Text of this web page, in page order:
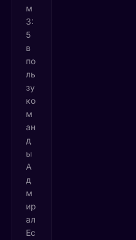
м
3:
5
в
по
ль
зу
ко
м
ан
д
ы
А
д
м
ир
ал
Ес